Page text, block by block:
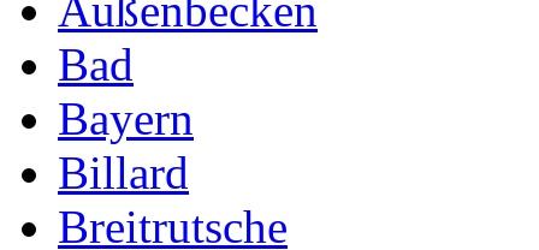
Außenbecken
Bad
Bayern
Billard
Breitrutsche